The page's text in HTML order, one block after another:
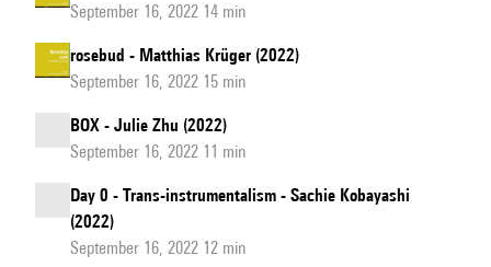
September 16, 2022 14 min
rosebud - Matthias Krüger (2022)
September 16, 2022 15 min
BOX - Julie Zhu (2022)
September 16, 2022 11 min
Day 0 - Trans-instrumentalism - Sachie Kobayashi
(2022)
September 16, 2022 12 min